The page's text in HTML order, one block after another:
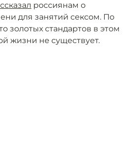
россиянам о
для занятий сексом. По
золотых стандартов в этом
жизни не существует.